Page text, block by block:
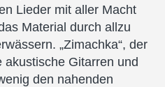
Lieder mit aller Macht
Material durch allzu
„Zimachka“, der
akustische Gitarren und
den nahenden